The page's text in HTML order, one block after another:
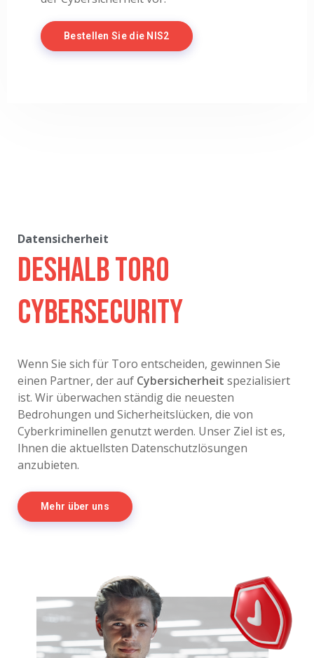
Bestellen Sie die NIS2
Datensicherheit
Deshalb Toro
Cybersecurity
Wenn Sie sich für Toro entscheiden, gewinnen Sie
einen Partner, der auf Cybersicherheit spezialisiert
ist. Wir überwachen ständig die neuesten
Bedrohungen und Sicherheitslücken, die von
Cyberkriminellen genutzt werden. Unser Ziel ist es,
Ihnen die aktuellsten Datenschutzlösungen
anzubieten.
Mehr über uns